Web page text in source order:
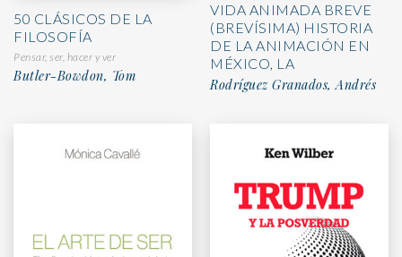
50 CLÁSICOS DE LA
FILOSOFÍA
Pensar, ser, hacer y ver
Butler-Bowdon, Tom
VIDA ANIMADA BREVE
(BREVÍSIMA) HISTORIA
DE LA ANIMACIÓN EN
MÉXICO, LA
Rodríguez Granados, Andrés